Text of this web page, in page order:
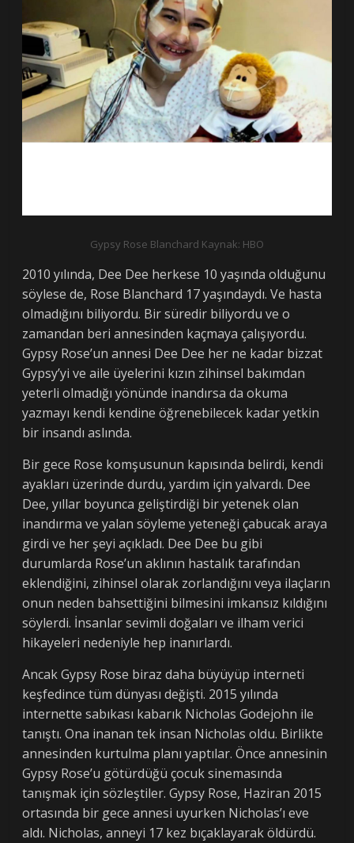
Gypsy Rose Blanchard Kaynak: HBO
2010 yılında, Dee Dee herkese 10 yaşında olduğunu
söylese de, Rose Blanchard 17 yaşındaydı. Ve hasta
olmadığını biliyordu. Bir süredir biliyordu ve o
zamandan beri annesinden kaçmaya çalışıyordu.
Gypsy Rose’un annesi Dee Dee her ne kadar bizzat
Gypsy’yi ve aile üyelerini kızın zihinsel bakımdan
yeterli olmadığı yönünde inandırsa da okuma
yazmayı kendi kendine öğrenebilecek kadar yetkin
bir insandı aslında.
Bir gece Rose komşusunun kapısında belirdi, kendi
ayakları üzerinde durdu, yardım için yalvardı. Dee
Dee, yıllar boyunca geliştirdiği bir yetenek olan
inandırma ve yalan söyleme yeteneği çabucak araya
girdi ve her şeyi açıkladı. Dee Dee bu gibi
durumlarda Rose’un aklının hastalık tarafından
eklendiğini, zihinsel olarak zorlandığını veya ilaçların
onun neden bahsettiğini bilmesini imkansız kıldığını
söylerdi. İnsanlar sevimli doğaları ve ilham verici
hikayeleri nedeniyle hep inanırlardı.
Ancak Gypsy Rose biraz daha büyüyüp interneti
keşfedince tüm dünyası değişti. 2015 yılında
internette sabıkası kabarık Nicholas Godejohn ile
tanıştı. Ona inanan tek insan Nicholas oldu. Birlikte
annesinden kurtulma planı yaptılar. Önce annesinin
Gypsy Rose’u götürdüğü çocuk sinemasında
tanışmak için sözleştiler. Gypsy Rose, Haziran 2015
ortasında bir gece annesi uyurken Nicholas’ı eve
aldı. Nicholas, anneyi 17 kez bıçaklayarak öldürdü.